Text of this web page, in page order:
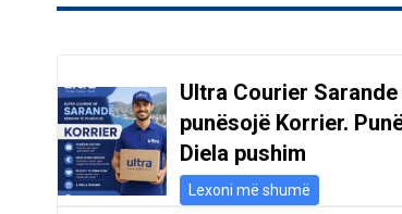
Ultra Courier
punësojë Korrier.
Diela pushim
Lexoni më shumë